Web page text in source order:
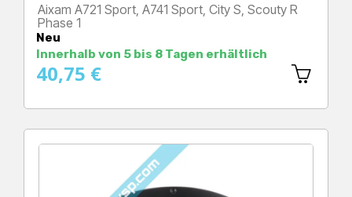
Aixam A721 Sport, A741 Sport, City S, Scouty R
Phase 1
Neu
Innerhalb von 5 bis 8 Tagen erhältlich
Preis
40,75 €